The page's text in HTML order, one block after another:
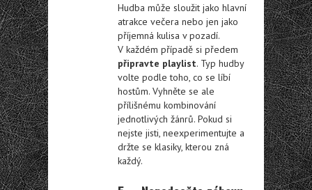
Hudba může sloužit jako hlavní
atrakce večera nebo jen jako
příjemná kulisa v pozadí.
V každém případě si předem
připravte playlist. Typ hudby
volte podle toho, co se líbí
hostům. Vyhněte se ale
přílišnému kombinování
jednotlivých žánrů. Pokud si
nejste jisti, neexperimentujte a
držte se klasiky, kterou zná
každý.